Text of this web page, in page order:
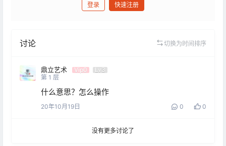
登录 快速注册
讨论 切换为时间排序
鼎立艺术 Vip0
Lv3
第 1 层
什么意思？怎么操作
20年10月19日 0 0
没有更多讨论了